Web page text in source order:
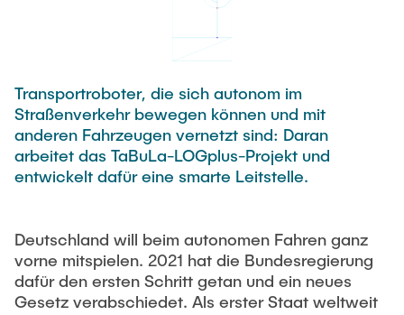
Magazin spektrum
Veranstaltungen
Merchandise-Shop
Arbeiten an der TU Hamburg
Stellenausschreibungen
Berufsausbildung und Praktika
Studienorganisation
AI in Education
Alumni
Berufseinstieg - Career Center
Graduiertenakademie
Forschungsförderung
Early Career Researchers
Future Lectures
Team
Technologie und Innovation in der Bildung
News
Studiengänge
Management-Wissenschaften und Technologie
Studiengänge
(Gast)Wissenschaftler*innen
Partnerships and Strategy
Partnerhochschulen Studierendenaustausch
Strategie
ECIU University
Contacts & International Team
Transportroboter, die sich autonom im
Straßenverkehr bewegen können und mit
anderen Fahrzeugen vernetzt sind: Daran
arbeitet das TaBuLa-LOGplus-Projekt und
entwickelt dafür eine smarte Leitstelle.
Deutschland will beim autonomen Fahren ganz
vorne mitspielen. 2021 hat die Bundesregierung
dafür den ersten Schritt getan und ein neues
Gesetz verabschiedet. Als erster Staat weltweit